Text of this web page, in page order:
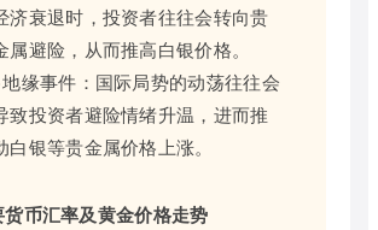
济衰退时，投资者往往会转向贵
属避险，从而推高白银价格。
缘事件：国际局势的动荡往往会
致投资者避险情绪升温，进而推
白银等贵金属价格上涨。
币汇率及黄金价格走势